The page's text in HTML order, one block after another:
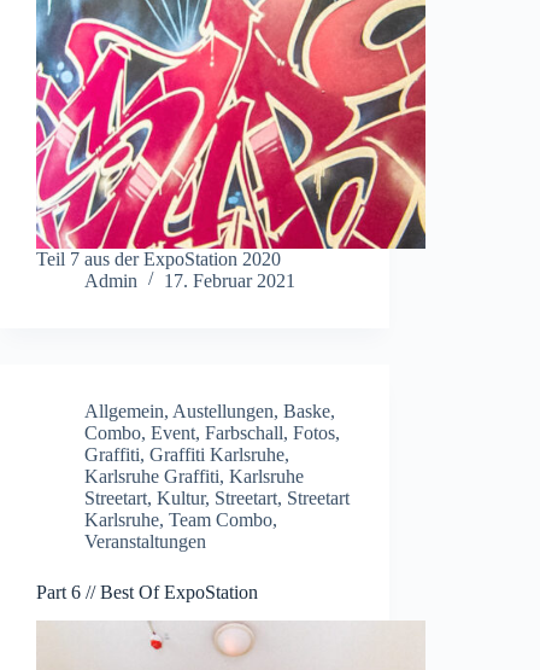
Teil 7 aus der ExpoStation 2020
Admin
17. Februar 2021
Allgemein, Austellungen, Baske,
Combo, Event, Farbschall, Fotos,
Graffiti, Graffiti Karlsruhe,
Karlsruhe Graffiti, Karlsruhe
Streetart, Kultur, Streetart, Streetart
Karlsruhe, Team Combo,
Veranstaltungen
Part 6 // Best Of ExpoStation